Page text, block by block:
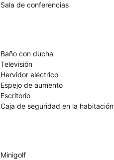
Sala de conferencias
Baño con ducha
Televisión
Hervidor eléctrico
Espejo de aumento
Escritorio
Caja de seguridad en la habitación
Minigolf